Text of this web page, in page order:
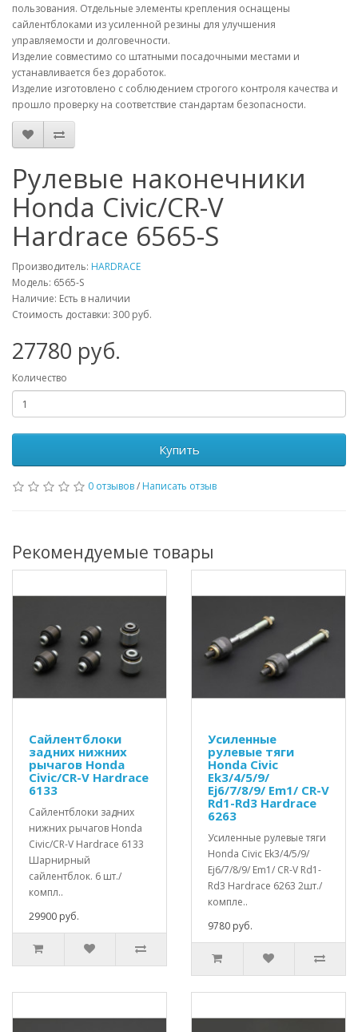
пользования. Отдельные элементы крепления оснащены
сайлентблоками из усиленной резины для улучшения
управляемости и долговечности.
Изделие совместимо со штатными посадочными местами и
устанавливается без доработок.
Изделие изготовлено с соблюдением строгого контроля качества и
прошло проверку на соответствие стандартам безопасности.
Рулевые наконечники
Honda Civic/CR-V
Hardrace 6565-S
Производитель: HARDRACE
Модель: 6565-S
Наличие: Есть в наличии
Стоимость доставки: 300 руб.
27780 руб.
Количество
Купить
0 отзывов/ Написать отзыв
Рекомендуемые товары
Сайлентблоки
задних нижних
рычагов Honda
Civic/CR-V Hardrace
6133
Сайлентблоки задних
нижних рычагов Honda
Civic/CR-V Hardrace 6133
Шарнирный
сайлентблок. 6 шт./
компл..
29900 руб.
Усиленные
рулевые тяги
Honda Civic
Ek3/4/5/9/
Ej6/7/8/9/ Em1/ CR-V
Rd1-Rd3 Hardrace
6263
Усиленные рулевые тяги
Honda Civic Ek3/4/5/9/
Ej6/7/8/9/ Em1/ CR-V Rd1-
Rd3 Hardrace 6263 2шт./
компле..
9780 руб.